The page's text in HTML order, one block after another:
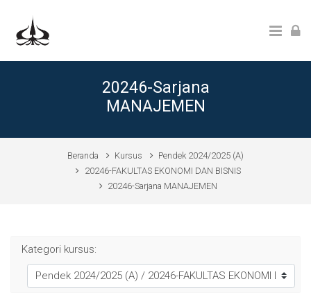
20246-Sarjana
MANAJEMEN
Beranda Kursus
Pendek 2024/2025 (A)
20246-FAKULTAS EKONOMI DAN BISNIS
20246-Sarjana MANAJEMEN
Kategori kursus: